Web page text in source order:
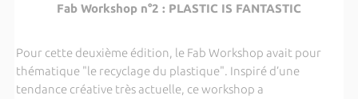
Fab Workshop n°2 : PLASTIC IS FANTASTIC
Pour cette deuxième édition, le Fab Workshop avait pour
thématique "le recyclage du plastique". Inspiré d’une
tendance créative très actuelle, ce workshop a